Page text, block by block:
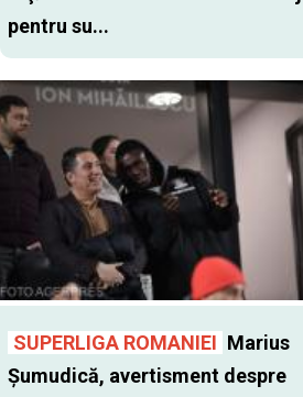
pentru su...
SUPERLIGA ROMANIEI Marius
Şumudică, avertisment despre